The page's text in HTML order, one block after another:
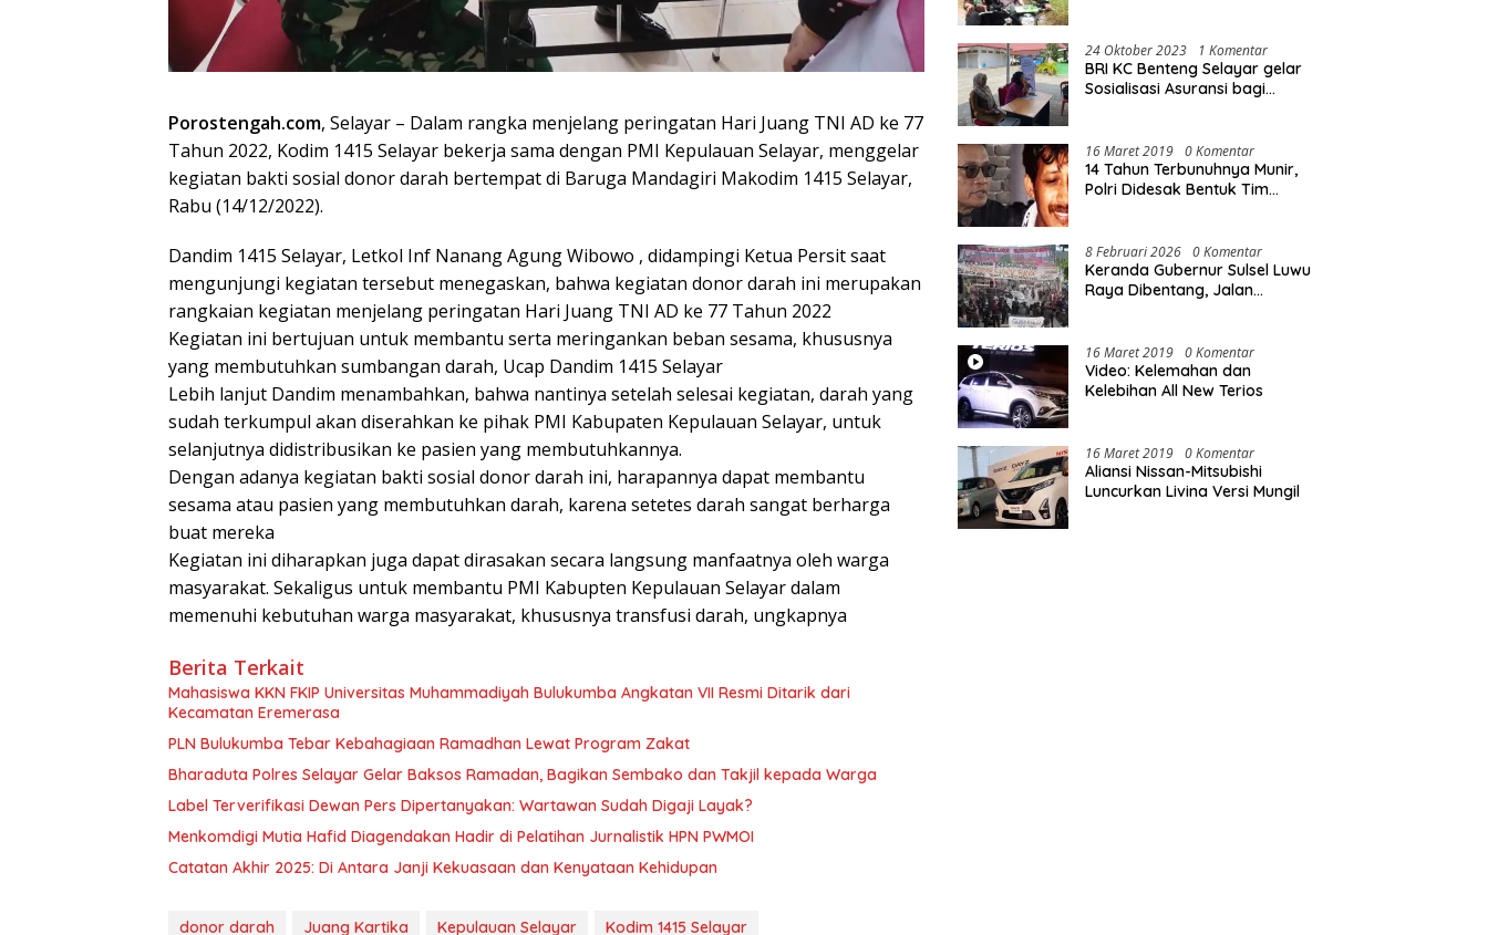
Porostengah.com, Selayar – Dalam rangka menjelang peringatan Hari Juang TNI AD ke 77
Tahun 2022, Kodim 1415 Selayar bekerja sama dengan PMI Kepulauan Selayar, menggelar
kegiatan bakti sosial donor darah bertempat di Baruga Mandagiri Makodim 1415 Selayar,
Rabu (14/12/2022).
Dandim 1415 Selayar, Letkol Inf Nanang Agung Wibowo , didampingi Ketua Persit saat
mengunjungi kegiatan tersebut menegaskan, bahwa kegiatan donor darah ini merupakan
rangkaian kegiatan menjelang peringatan Hari Juang TNI AD ke 77 Tahun 2022
Kegiatan ini bertujuan untuk membantu serta meringankan beban sesama, khususnya
yang membutuhkan sumbangan darah, Ucap Dandim 1415 Selayar
Lebih lanjut Dandim menambahkan, bahwa nantinya setelah selesai kegiatan, darah yang
sudah terkumpul akan diserahkan ke pihak PMI Kabupaten Kepulauan Selayar, untuk
selanjutnya didistribusikan ke pasien yang membutuhkannya.
Dengan adanya kegiatan bakti sosial donor darah ini, harapannya dapat membantu
sesama atau pasien yang membutuhkan darah, karena setetes darah sangat berharga
buat mereka
Kegiatan ini diharapkan juga dapat dirasakan secara langsung manfaatnya oleh warga
masyarakat. Sekaligus untuk membantu PMI Kabupten Kepulauan Selayar dalam
memenuhi kebutuhan warga masyarakat, khususnya transfusi darah, ungkapnya
Berita Terkait
Mahasiswa KKN FKIP Universitas Muhammadiyah Bulukumba Angkatan VII Resmi Ditarik dari
Kecamatan Eremerasa
PLN Bulukumba Tebar Kebahagiaan Ramadhan Lewat Program Zakat
Bharaduta Polres Selayar Gelar Baksos Ramadan, Bagikan Sembako dan Takjil kepada Warga
Label Terverifikasi Dewan Pers Dipertanyakan: Wartawan Sudah Digaji Layak?
Menkomdigi Mutia Hafid Diagendakan Hadir di Pelatihan Jurnalistik HPN PWMOI
‎Catatan Akhir 2025: Di Antara Janji Kekuasaan dan Kenyataan Kehidupan
donor darah Juang Kartika Kepulauan Selayar Kodim 1415 Selayar
Motor Dinas
24 Oktober 2023 1 Komentar
BRI KC Benteng Selayar gelar
Sosialisasi Asuransi bagi
16 Maret 2019 0 Komentar
14 Tahun Terbunuhnya Munir,
Polri Didesak Bentuk Tim
8 Februari 2026 0 Komentar
Keranda Gubernur Sulsel Luwu
Raya Dibentang, Jalan
16 Maret 2019 0 Komentar
Video: Kelemahan dan
Kelebihan All New Terios
16 Maret 2019 0 Komentar
Aliansi Nissan-Mitsubishi
Luncurkan Livina Versi Mungil